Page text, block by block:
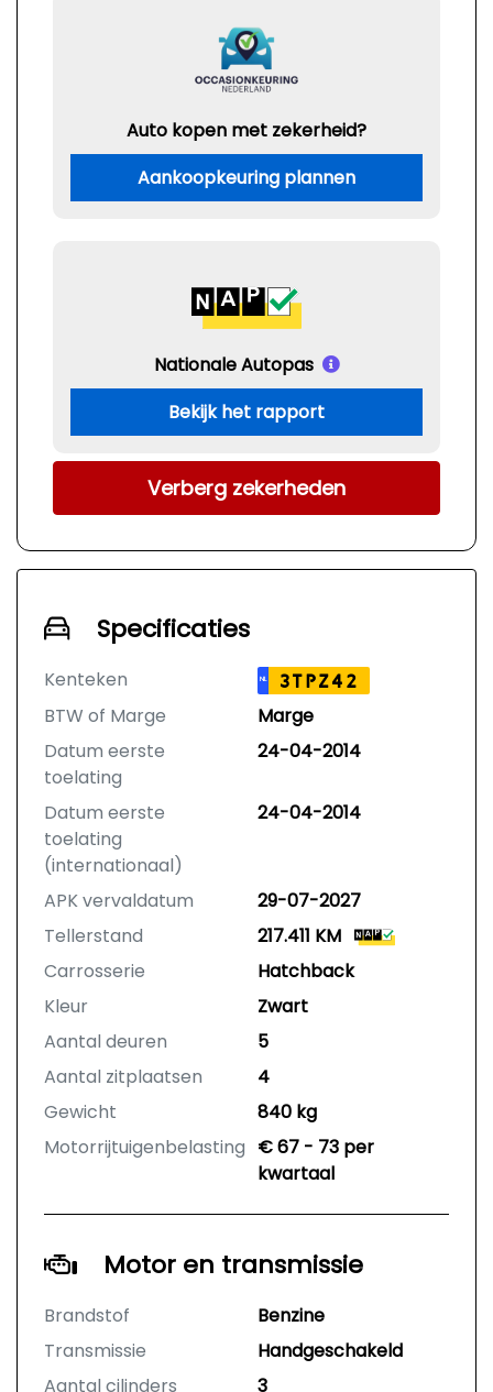
Auto kopen met zekerheid?
Aankoopkeuring plannen
Nationale Autopas
Bekijk het rapport
Verberg zekerheden
Specificaties
Kenteken NL 3TPZ42
BTW of Marge
Marge
Datum eerste
toelating
24-04-2014
Datum eerste
toelating
(internationaal)
24-04-2014
APK vervaldatum
29-07-2027
Tellerstand
217.411 KM
Carrosserie
Hatchback
Kleur
Zwart
Aantal deuren
5
Aantal zitplaatsen
4
Gewicht
840 kg
Motorrijtuigenbelasting € 67 - 73 per
kwartaal
Motor en transmissie
Brandstof
Benzine
Transmissie
Handgeschakeld
Aantal cilinders
3